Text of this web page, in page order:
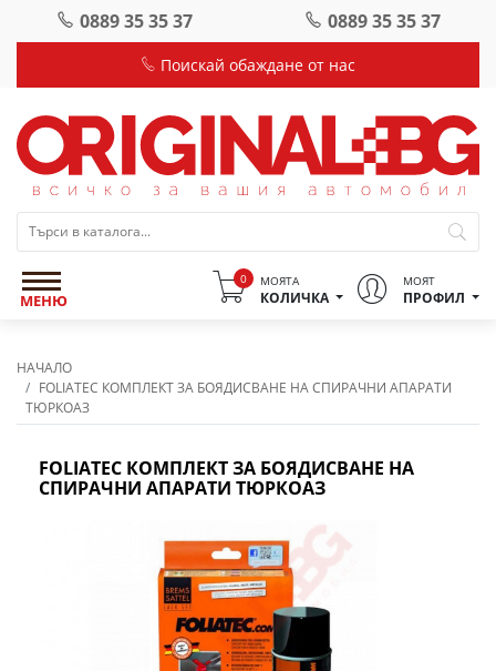
0889 35 35 37 0889 35 35 37
Поискай обаждане от нас
МЕНЮ
0 МОЯТА
КОЛИЧКА
МОЯТ
ПРОФИЛ
НАЧАЛО
FOLIATEC КОМПЛЕКТ ЗА БОЯДИСВАНЕ НА СПИРАЧНИ АПАРАТИ
ТЮРКОАЗ
FOLIATEC КОМПЛЕКТ ЗА БОЯДИСВАНЕ НА
СПИРАЧНИ АПАРАТИ ТЮРКОАЗ